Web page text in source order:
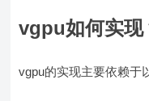
vgpu如何实现
vgpu的实现主要依赖于